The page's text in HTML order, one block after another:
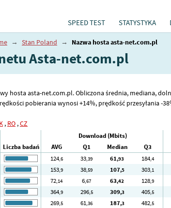
SPEED TEST STATYSTYKA
→ Stan Poland → Nazwa hosta asta-net.com.pl
Asta-net.com.pl
hosta asta-net.com.pl. Obliczona średnia, mediana,
pobierania wynosi +14%, prędkość przesyłania -
, RO ,CZ
Download (Mbits)
Liczba badań AVG Q1 Median Q3
124,6 33,39 61,93 184,4
153,9 38,59 107,5 303,1
72,14 6,67 63,42 128,9
364,9 296,5 309,3 405,5
269,5 61,36 187,3 482,5